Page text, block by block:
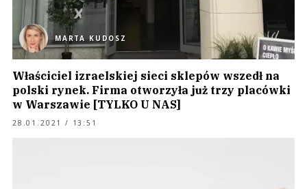
MARTA KUDOSZ
Właściciel izraelskiej sieci sklepów wszedł na
polski rynek. Firma otworzyła już trzy placówki
w Warszawie [TYLKO U NAS]
28.01.2021 / 13:51